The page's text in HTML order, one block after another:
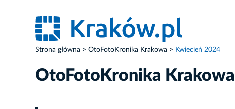
Strona główna OtoFotoKronika Krakowa Kwiecień 2024
OtoFotoKronika Krakowa